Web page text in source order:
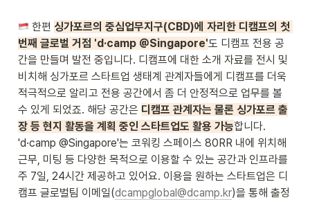
한편 싱가포르의 중심업무지구(CBD)에 자리한 디캠프의 첫
번째 글로벌 거점 'd·camp @Singapore'도 디캠프 전용 공
간을 만들며 발전 중입니다. 디캠프에 대한 소개 자료를 전시 및
비치해 싱가포르 스타트업 생태계 관계자들에게 디캠프를 더욱
적극적으로 알리고 전용 공간에서 좀 더 안정적으로 업무를 볼
수 있게 되었죠. 해당 공간은 디캠프 관계자는 물론 싱가포르 출
장 등 현지 활동을 계획 중인 스타트업도 활용 가능합니다.
'd·camp @Singapore'는 코워킹 스페이스 80RR 내에 위치해
근무, 미팅 등 다양한 목적으로 이용할 수 있는 공간과 인프라를
주 7일, 24시간 제공하고 있어요. 이용을 원하는 스타트업은 디
캠프 글로벌팀 이메일(dcampglobal@dcamp.kr)을 통해 출정